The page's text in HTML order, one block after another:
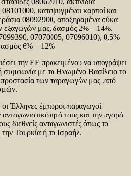
κατεψυγμένοι καρποί και
08092900, αποξηραμένα σύκα
εξαγωγών μας, δασμός 2% – 14%.
07070005, 07096010), 0,5%
6% – 12%
την ΕΕ προκειμένου να υπογράψει
συμφωνία με το Ηνωμένο Βασίλειο το
των παραγωγών μας .από
Έλληνες έμποροι-παραγωγοί
τους και την αγορά
διεθνείς ανταγωνιστές όπως το
Τουρκία ή το Ισραήλ.